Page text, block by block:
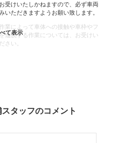
受けいたしかねますので、必ず車両
ただきますようお願い致します。
業によって車体への接触や車枠やフ
逸脱する作業については、お受けい
さい。
タッフのコメント